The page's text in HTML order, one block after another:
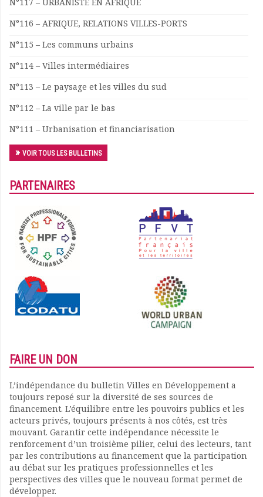
Nos actions
Podcast-AdP
Journées d’études
Concours vidéo
Nos partenaires
Evénements
Documents
Les adhérents
Annuaire
Offres d’emploi
Forum
Nous contacter
N°116 – AFRIQUE, RELATIONS VILLES-PORTS
N°115 – Les communs urbains
N°114 – Villes intermédiaires
N°113 – Le paysage et les villes du sud
N°112 – La ville par le bas
N°111 – Urbanisation et financiarisation
VOIR TOUS LES BULLETINS
PARTENAIRES
FAIRE UN DON
L’indépendance du bulletin Villes en Développement a
toujours reposé sur la diversité de ses sources de
financement. L’équilibre entre les pouvoirs publics et les
acteurs privés, toujours présents à nos côtés, est très
mouvant. Garantir cette indépendance nécessite le
renforcement d’un troisième pilier, celui des lecteurs, tant
par les contributions au financement que la participation
au débat sur les pratiques professionnelles et les
perspectives des villes que le nouveau format permet de
développer.